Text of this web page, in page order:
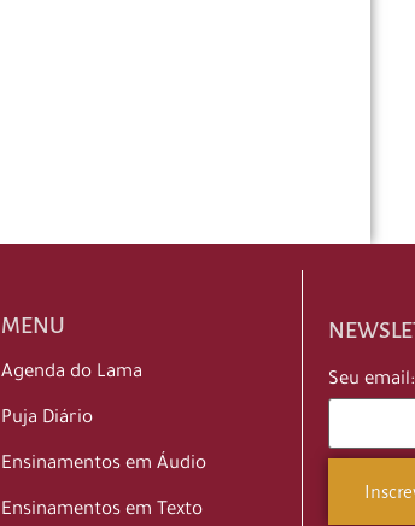
MENU
Agenda do Lama
Puja Diário
Ensinamentos em Áudio
Ensinamentos em Texto
Seu email: